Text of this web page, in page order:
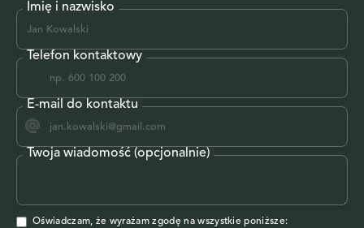
Imię i nazwisko
Telefon kontaktowy
E-mail do kontaktu
Twoja wiadomość (opcjonalnie)
Oświadczam, że wyrażam zgodę na wszystkie poniższe: